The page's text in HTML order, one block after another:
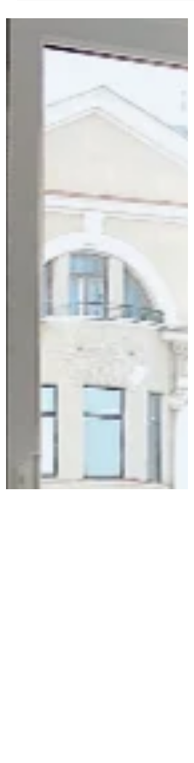
erbarmelijke woningen die hen
wind en voornamelijk...